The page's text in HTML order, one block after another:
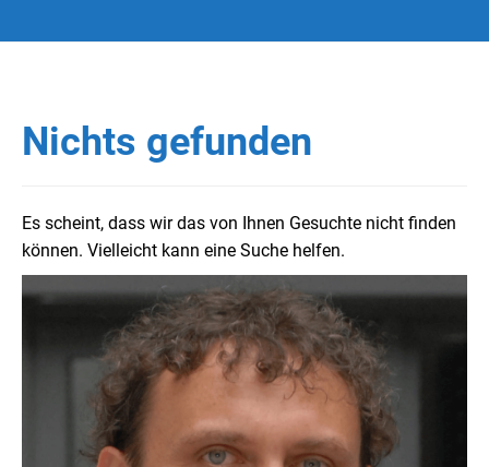
Nichts gefunden
Es scheint, dass wir das von Ihnen Gesuchte nicht finden
können. Vielleicht kann eine Suche helfen.